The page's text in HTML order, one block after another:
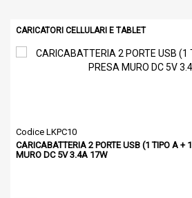
CARICATORI CELLULARI E TABLET
Codice LKPC10
CARICABATTERIA 2 PORTE USB (1 TIPO A +
MURO DC 5V 3.4A 17W